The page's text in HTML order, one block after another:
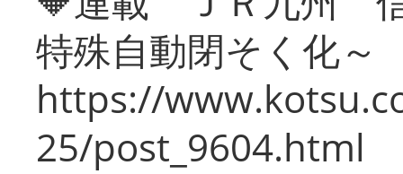
特殊自動閉そく化～
https://
25/post_9604.html